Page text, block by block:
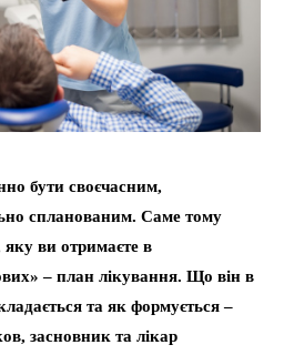
бути своєчасним,
спланованим. Саме тому
ви отримаєте в
– план лікування. Що він в
та як формується –
засновник та лікар